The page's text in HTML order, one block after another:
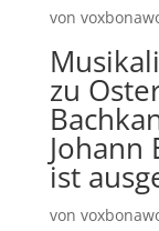
von
zu
Johann
ist
von